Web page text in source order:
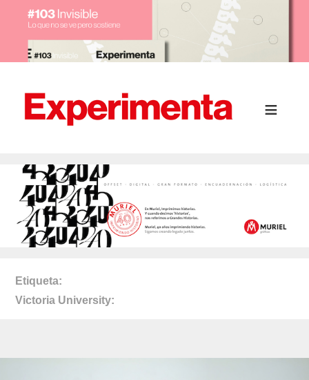
Etiqueta
Victoria University